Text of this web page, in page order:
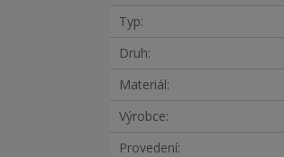
Typ
Druh
Materiál
Výrobce
Provedení